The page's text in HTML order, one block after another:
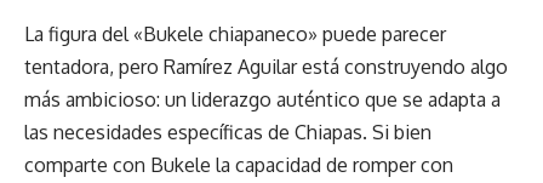
La figura del «Bukele chiapaneco» puede parecer
tentadora, pero Ramírez Aguilar está construyendo algo
más ambicioso: un liderazgo auténtico que se adapta a
las necesidades específicas de Chiapas. Si bien
comparte con Bukele la capacidad de romper con